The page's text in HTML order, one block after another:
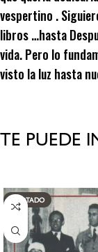
vespertino .
libros …hasta
vida. Pero lo
visto la luz hasta
TE PUEDE
AGOTADO